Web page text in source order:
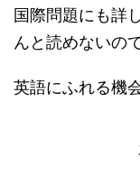
国際問題にも詳
んと読めないの
英語にふれる機